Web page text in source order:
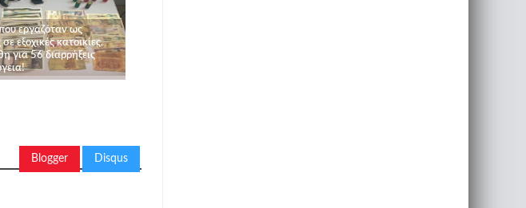
εργαζόταν ως
εξοχικές κατοικίες,
για 56 διαρρήξεις
Blogger Disqus